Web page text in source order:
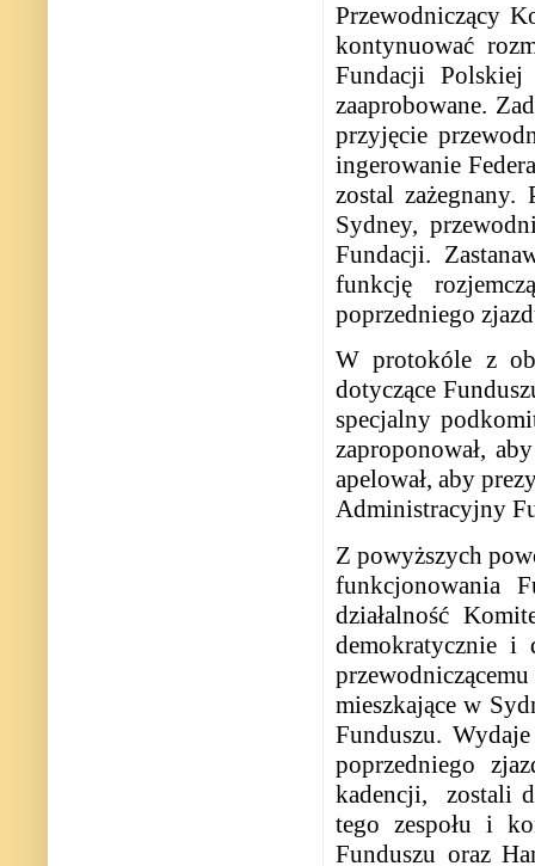
Przewodniczący
kontynuować
Fundacji
zaaprobowane.
przyjęcie
ingerowanie
zostal
Sydney,
Fundacji.
funkcję
poprzedniego
W protokóle z
dotyczące
specjalny
zaproponował,
apelował, aby
Administracyjny
Z powyższych
funkcjonowania
działalność
demokratycznie i
mieszkające w
Funduszu.
poprzedniego
kadencji,
zostali
tego zespołu i
Funduszu oraz